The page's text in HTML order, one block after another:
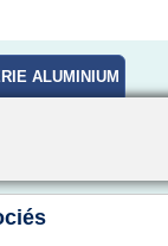
ALUMINIUM